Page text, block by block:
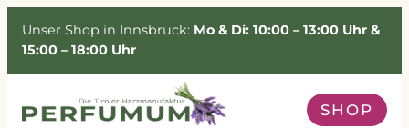
Inhalt
Unser Shop in Innsbruck: Mo & Di: 10:00 – 13:00 Uhr &
15:00 – 18:00 Uhr
SHOP